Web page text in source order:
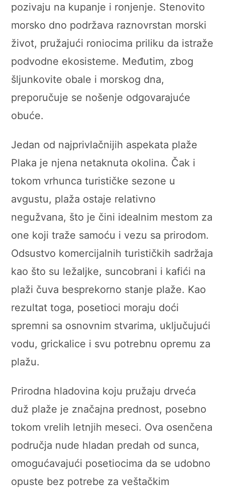
pozivaju na kupanje i ronjenje. Stenovito
morsko dno podržava raznovrstan morski
život, pružajući roniocima priliku da istraže
podvodne ekosisteme. Međutim, zbog
šljunkovite obale i morskog dna,
preporučuje se nošenje odgovarajuće
obuće.
Jedan od najprivlačnijih aspekata plaže
Plaka je njena netaknuta okolina. Čak i
tokom vrhunca turističke sezone u
avgustu, plaža ostaje relativno
negužvana, što je čini idealnim mestom za
one koji traže samoću i vezu sa prirodom.
Odsustvo komercijalnih turističkih sadržaja
kao što su ležaljke, suncobrani i kafići na
plaži čuva besprekorno stanje plaže. Kao
rezultat toga, posetioci moraju doći
spremni sa osnovnim stvarima, uključujući
vodu, grickalice i svu potrebnu opremu za
plažu.
Prirodna hladovina koju pružaju drveća
duž plaže je značajna prednost, posebno
tokom vrelih letnjih meseci. Ova osenčena
područja nude hladan predah od sunca,
omogućavajući posetiocima da se udobno
opuste bez potrebe za veštačkim